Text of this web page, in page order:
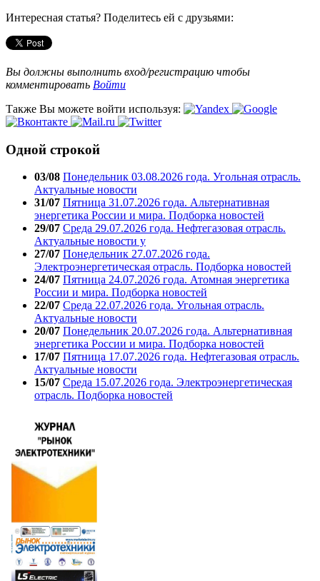
Интересная статья? Поделитесь ей с друзьями:
Вы должны выполнить вход/регистрацию чтобы
комментировать Войти
Также Вы можете войти используя:
Одной строкой
03/08 Понедельник 03.08.2026 года. Угольная отрасль.
Актуальные новости
31/07 Пятница 31.07.2026 года. Альтернативная
энергетика России и мира. Подборка новостей
29/07 Среда 29.07.2026 года. Нефтегазовая отрасль.
Актуальные новости у
27/07 Понедельник 27.07.2026 года.
Электроэнергетическая отрасль. Подборка новостей
24/07 Пятница 24.07.2026 года. Атомная энергетика
России и мира. Подборка новостей
22/07 Среда 22.07.2026 года. Угольная отрасль.
Актуальные новости
20/07 Понедельник 20.07.2026 года. Альтернативная
энергетика России и мира. Подборка новостей
17/07 Пятница 17.07.2026 года. Нефтегазовая отрасль.
Актуальные новости
15/07 Среда 15.07.2026 года. Электроэнергетическая
отрасль. Подборка новостей